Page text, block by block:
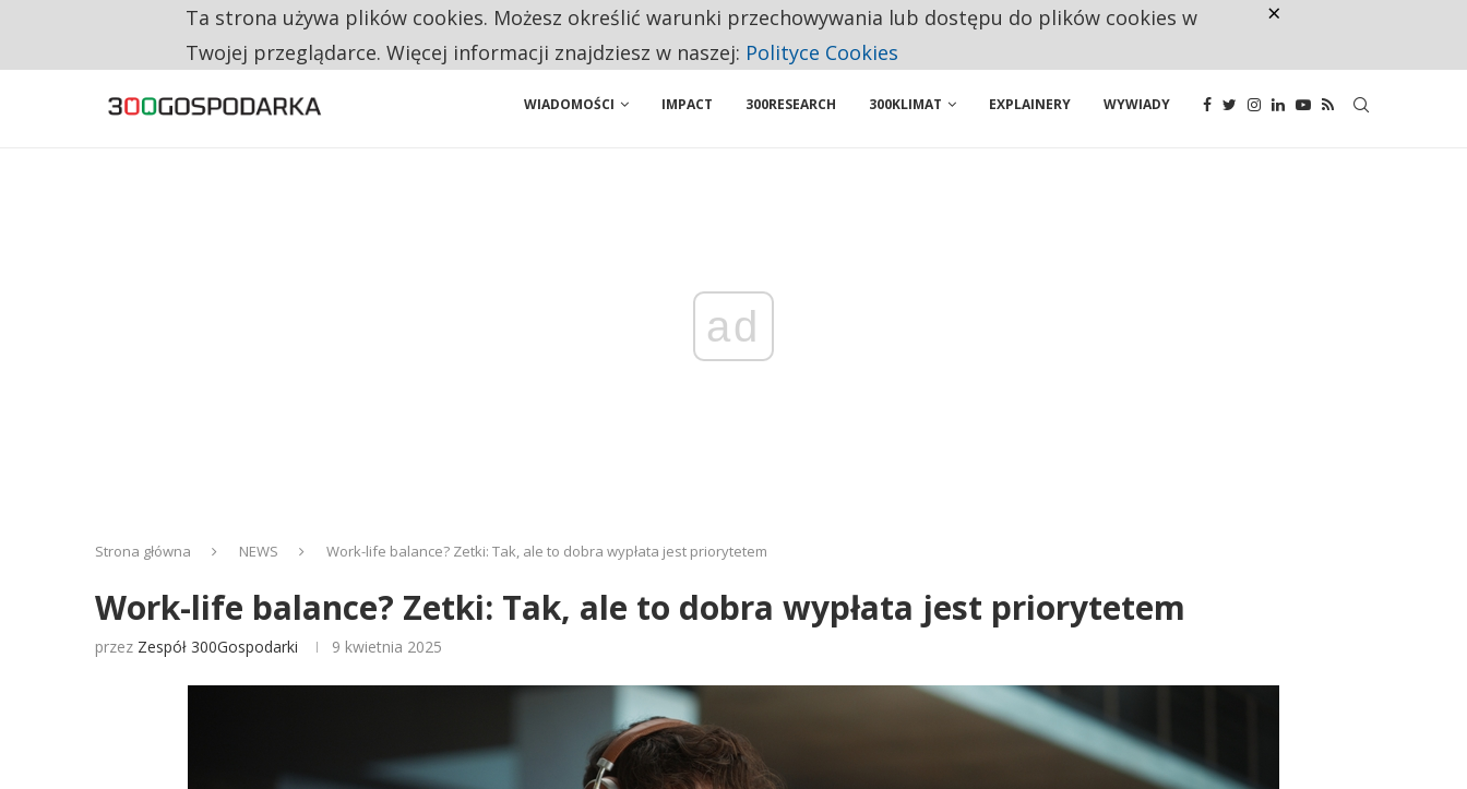
NA JEDEN WAKAT PRZYPADAJĄ 62 ZGŁOSZENIA. WIELU KANDYDATÓW NIE ROZPOCZYNA PRACY
WIADOMOŚCI IMPACT 300RESEARCH 300KLIMAT EXPLAINERY WYWIADY
ad
Strona główna NEWS Work-life balance? Zetki: Tak, ale to dobra wypłata jest priorytetem
Work-life balance? Zetki: Tak, ale to dobra wypłata jest priorytetem
przez Zespół 300Gospodarki 9 kwietnia 2025
Ta strona używa plików cookies. Możesz określić warunki przechowywania lub dostępu do plików cookies w
Twojej przeglądarce. Więcej informacji znajdziesz w naszej: Polityce Cookies
×